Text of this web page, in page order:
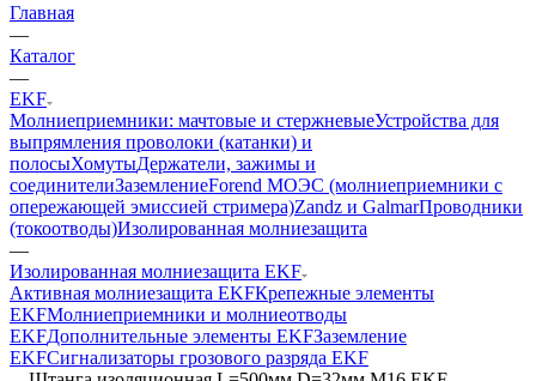
Главная
—
Каталог
—
EKF
Молниеприемники: мачтовые и стержневыеУстройства для
выпрямления проволоки (катанки) и
полосыХомутыДержатели, зажимы и
соединителиЗаземлениеForend МОЭС (молниеприемники с
опережающей эмиссией стримера)Zandz и GalmarПроводники
(токоотводы)Изолированная молниезащита
—
Изолированная молниезащита EKF
Активная молниезащита EKFКрепежные элементы
EKFМолниеприемники и молниеотводы
EKFДополнительные элементы EKFЗаземление
EKFСигнализаторы грозового разряда EKF